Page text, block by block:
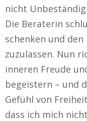
nicht
Die Beraterin
schenken und
zuzulassen. Nun
inneren Freude
begeistern – und
Gefühl von
dass ich mich